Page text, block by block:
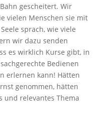
gescheitert. Wir
vielen Menschen sie mit
sprach, wie viele
wir dazu senden
es wirklich Kurse gibt, in
Bedienen
erlernen kann! Hätten
genommen, hätten
relevantes Thema